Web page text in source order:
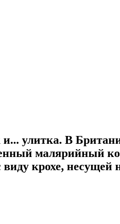
улитка. В
малярийный
виду крохе, несущей